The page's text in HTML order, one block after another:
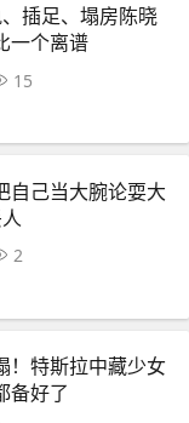
插足、塌房陈晓
一个离谱
15
自己当大腕论耍大
2
！特斯拉中藏少女
备好了